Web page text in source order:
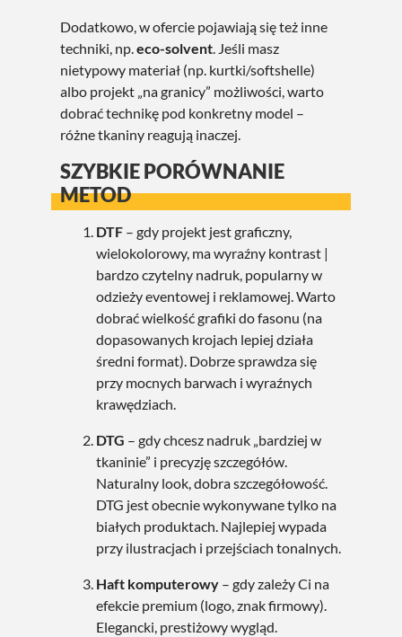
Dodatkowo, w ofercie pojawiają się też inne
techniki, np.eco-solvent. Jeśli masz
nietypowy materiał (np. kurtki/softshelle)
albo projekt „na granicy” możliwości, warto
dobrać technikę pod konkretny model –
różne tkaniny reagują inaczej.
SZYBKIE PORÓWNANIE
METOD
DTF – gdy projekt jest graficzny,
wielokolorowy, ma wyraźny kontrast |
bardzo czytelny nadruk, popularny w
odzieży eventowej i reklamowej. Warto
dobrać wielkość grafiki do fasonu (na
dopasowanych krojach lepiej działa
średni format). Dobrze sprawdza się
przy mocnych barwach i wyraźnych
krawędziach.
DTG – gdy chcesz nadruk „bardziej w
tkaninie” i precyzję szczegółów.
Naturalny look, dobra szczegółowość.
DTG jest obecnie wykonywane tylko na
białych produktach. Najlepiej wypada
przy ilustracjach i przejściach tonalnych.
Haft komputerowy – gdy zależy Ci na
efekcie premium (logo, znak firmowy).
Elegancki, prestiżowy wygląd.